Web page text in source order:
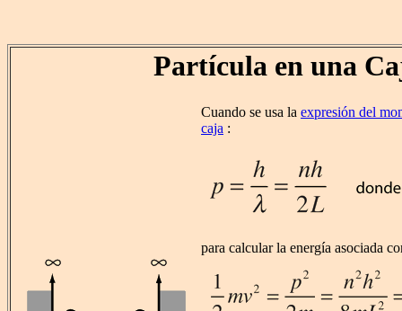
Partícula en una
Cuando se usa la expresión del
caja :
para calcular la energía asociada